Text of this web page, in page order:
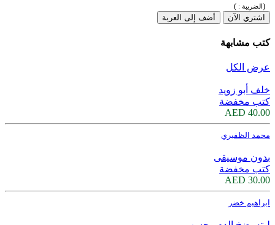
(الضريبة : )
اشتري الآن
أضف إلى العربة
كتب مشابهة
عرض الكل
خلف أبو زويد
كتب مخفضة
40.00 AED
محمد الظفيري
بدون موسيقى
كتب مخفضة
30.00 AED
ابراهيم خضر